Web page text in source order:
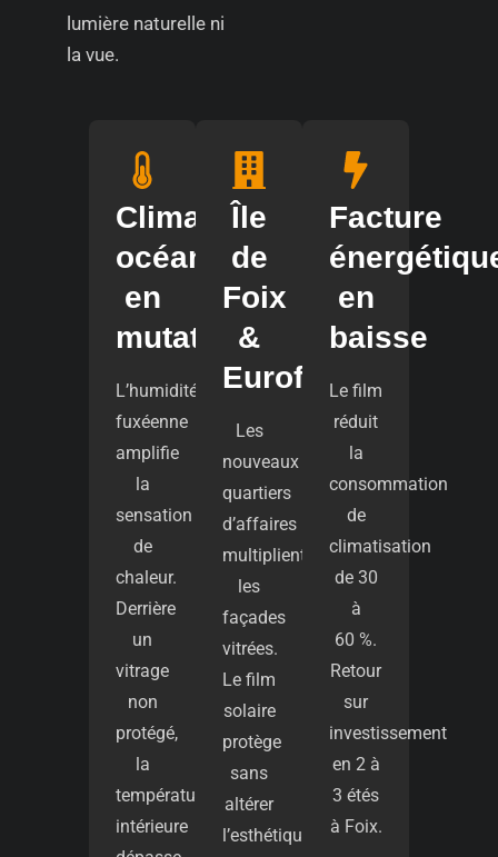
lumière naturelle ni
la vue.
Climat
océanique
en
mutation
L’humidité
fuxéenne
amplifie
la
sensation
de
chaleur.
Derrière
un
vitrage
non
protégé,
la
température
intérieure
Île
de
Foix
&
Eurofoix
Les
nouveaux
quartiers
d’affaires
multiplient
les
façades
vitrées.
Le film
solaire
protège
sans
altérer
l’esthétique
Facture
en
baisse
Le film
réduit
la
consommation
de
climatisation
de 30
à
60 %.
Retour
sur
investissement
en 2 à
3 étés
à Foix.